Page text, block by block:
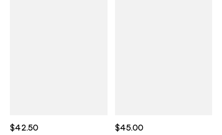
$42.50 $45.00